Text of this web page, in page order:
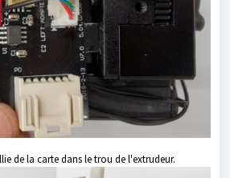
de la carte dans le trou de l'extrudeur.